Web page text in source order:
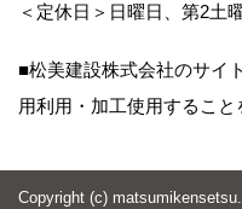
＜定休日＞日曜日、第2土
■松美建設株式会社のサイ
用利用・加工使用すること
Copyright (c)